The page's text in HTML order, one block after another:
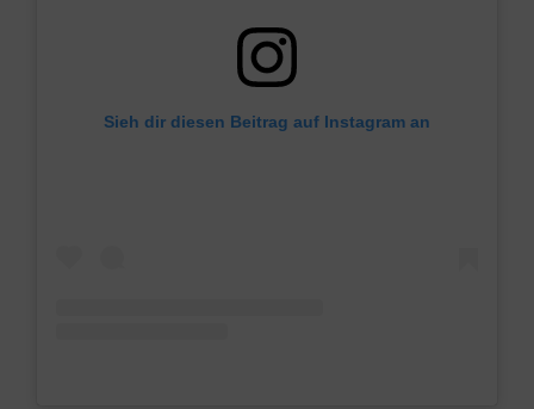
Sieh dir diesen Beitrag auf Instagram an